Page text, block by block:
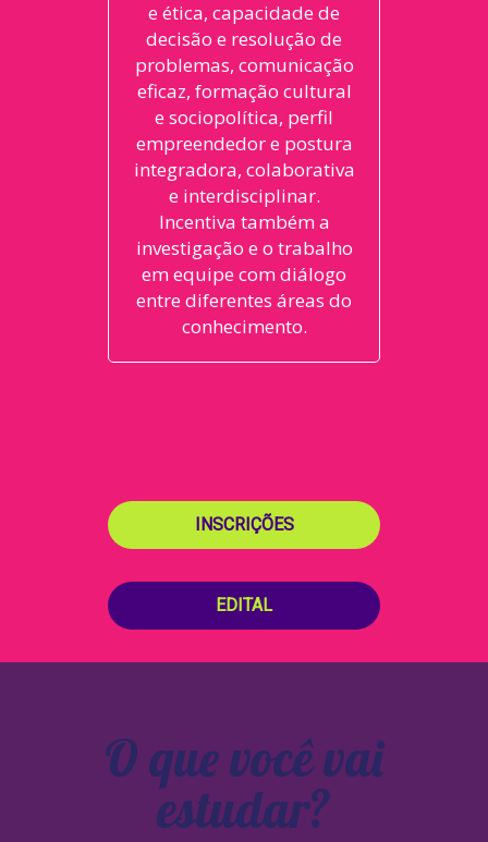
e ética, capacidade de
decisão e resolução de
problemas, comunicação
eficaz, formação cultural
e sociopolítica, perfil
empreendedor e postura
integradora, colaborativa
e interdisciplinar.
Incentiva também a
investigação e o trabalho
em equipe com diálogo
entre diferentes áreas do
conhecimento.
INSCRIÇÕES
EDITAL
O que você vai
estudar?